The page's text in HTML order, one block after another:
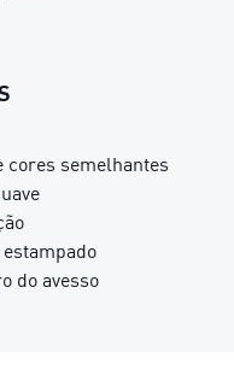
cores semelhantes
do avesso